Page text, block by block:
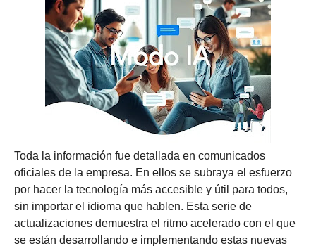
Toda la información fue detallada en comunicados
oficiales de la empresa. En ellos se subraya el esfuerzo
por hacer la tecnología más accesible y útil para todos,
sin importar el idioma que hablen. Esta serie de
actualizaciones demuestra el ritmo acelerado con el que
se están desarrollando e implementando estas nuevas